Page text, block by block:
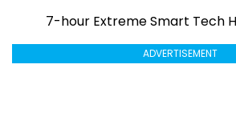
7-hour Extreme Smart Tech
ADVERTISEMENT